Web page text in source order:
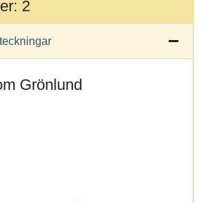
2
Grönlund